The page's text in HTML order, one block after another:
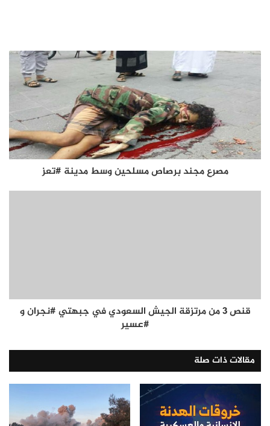
مصرع مجند برصاص مسلحين وسط مدينة #تعز
قنص 3 من مرتزقة الجيش السعودي في جبهتي #نجران و
#عسير
مقالات ذات صلة